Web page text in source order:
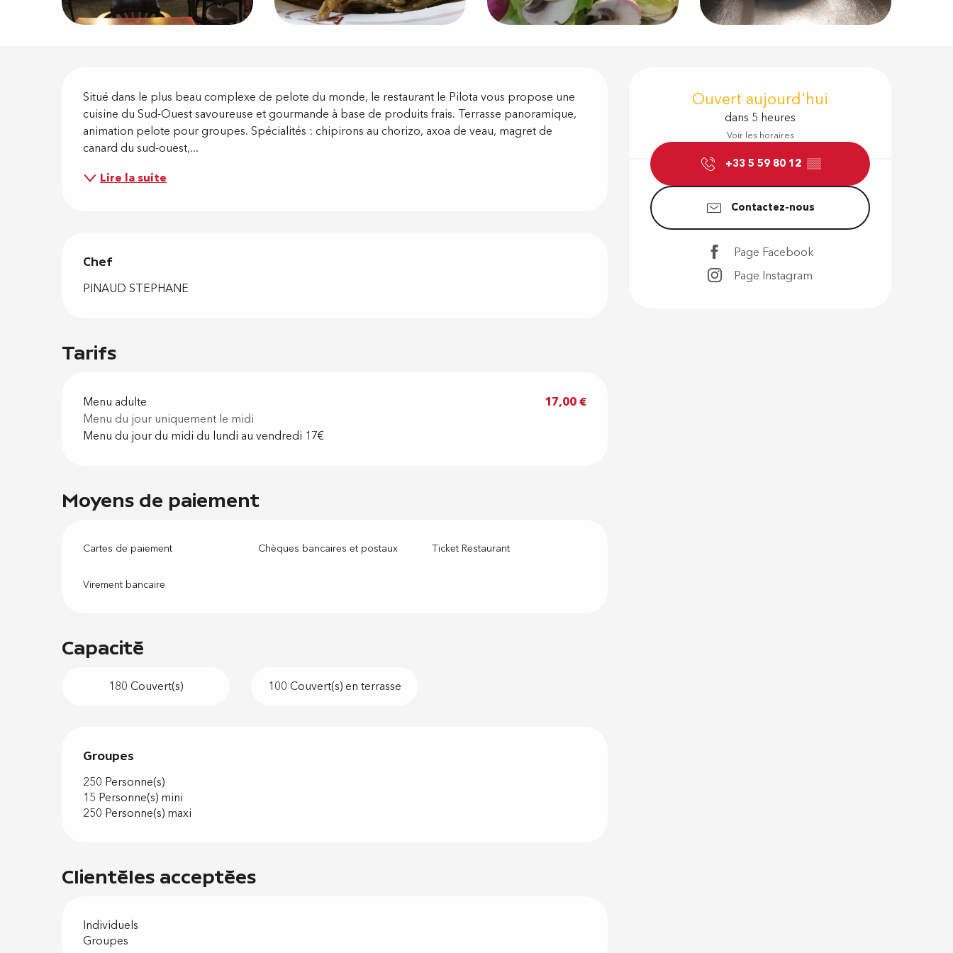
Ouverture
Ouvert aujourd'hui
dans 5 heures
Voir les horaires
+33 5 59 80 12 ▒▒
Contactez-nous
Page Facebook
Page Instagram
Description
Situé dans le plus beau complexe de pelote du monde, le restaurant le Pilota vous propose une
cuisine du Sud-Ouest savoureuse et gourmande à base de produits frais. Terrasse panoramique,
animation pelote pour groupes. Spécialités : chipirons au chorizo, axoa de veau, magret de
canard du sud-ouest,...
Lire la suite
Chef
Chef
PINAUD STEPHANE
Tarifs
Menu adulte
Menu du jour uniquement le midi
17,00 €
Menu du jour du midi du lundi au vendredi 17€
Moyens de paiement
Cartes de paiement Chèques bancaires et postaux Ticket Restaurant
Virement bancaire
Capacité
180 Couvert(s) 100 Couvert(s) en terrasse
Groupes
Groupes
250 Personne(s)
15 Personne(s) mini
250 Personne(s) maxi
Clientèles acceptées
Individuels
Groupes